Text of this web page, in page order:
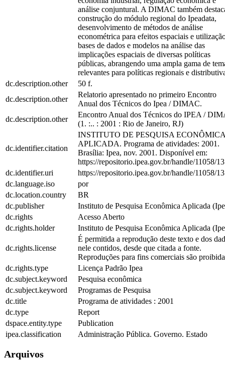
análise conjuntural. A DIMAC também
construção do módulo regional do Ipeadata,
desenvolvimento de métodos de análise
econométrica para efeitos espaciais e
bases de dados e modelos na análise das
implicações espaciais de diversas políticas
públicas, abrangendo uma ampla gama de
relevantes para políticas regionais e
dc.description.other
50 f.
dc.description.other
Relatorio apresentado no primeiro Encontro
Anual dos Técnicos do Ipea / DIMAC.
dc.description.other
Encontro Anual dos Técnicos do IPEA /
(1. :.. : 2001 : Rio de Janeiro, RJ)
dc.identifier.citation
INSTITUTO DE PESQUISA ECONÔMICA
APLICADA. Programa de atividades: 2001.
Brasília: Ipea, nov. 2001. Disponível em:
https://repositorio.ipea.gov.br/handle/11058/
dc.identifier.uri
https://repositorio.ipea.gov.br/handle/11058/
dc.language.iso
por
dc.location.country
BR
dc.publisher
Instituto de Pesquisa Econômica Aplicada
dc.rights
Acesso Aberto
dc.rights.holder
Instituto de Pesquisa Econômica Aplicada
dc.rights.license
É permitida a reprodução deste texto e dos
nele contidos, desde que citada a fonte.
Reproduções para fins comerciais são
dc.rights.type
Licença Padrão Ipea
dc.subject.keyword
Pesquisa econômica
dc.subject.keyword
Programas de Pesquisa
dc.title
Programa de atividades : 2001
dc.type
Report
dspace.entity.type
Publication
ipea.classification
Administração Pública. Governo. Estado
Arquivos